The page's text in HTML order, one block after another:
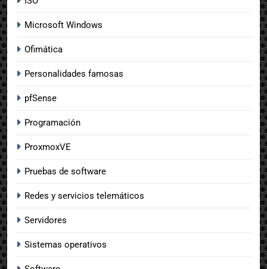
Microsoft Windows
Ofimática
Personalidades famosas
pfSense
Programación
ProxmoxVE
Pruebas de software
Redes y servicios telemáticos
Servidores
Sistemas operativos